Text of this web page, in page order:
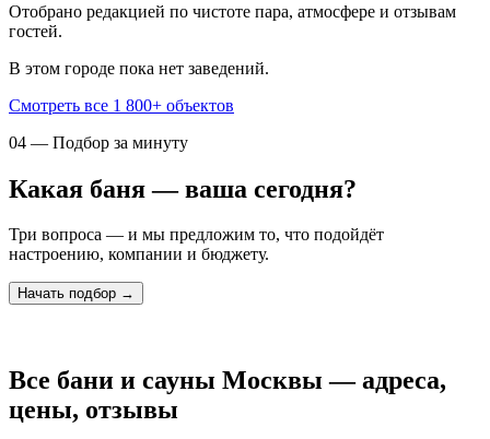
Отобрано редакцией по чистоте пара, атмосфере и отзывам
гостей.
В этом городе пока нет заведений.
Смотреть все 1 800+ объектов
04 — Подбор за минуту
Какая баня — ваша сегодня?
Три вопроса — и мы предложим то, что подойдёт
настроению, компании и бюджету.
Начать подбор →
Все бани и сауны Москвы — адреса,
цены, отзывы